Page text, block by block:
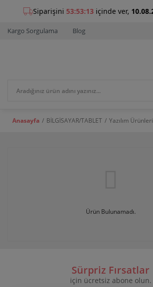
Kargo Sorgulama Blog
Anasayfa BİLGİSAYAR/TABLET Yazılım Ürünleri
Ürün Bulunamadı.
Sürpriz Fırsatlar
için ücretsiz abone olun.